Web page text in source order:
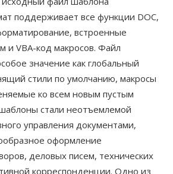
поддерживает все функции DOC,
встроенные
и VBA-код макросов. Файл
значение как глобальный
стили по умолчанию, макросы
ко всем новым пустым
стали неотъемлемой
управления документами,
оформление
деловых писем, технических
корреспонденции. Одно из